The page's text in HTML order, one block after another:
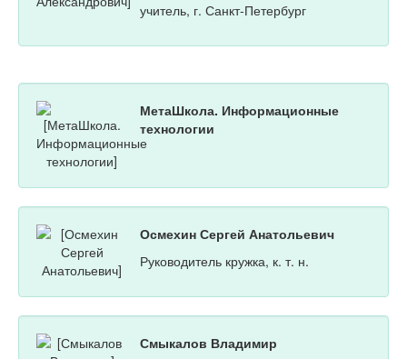
учитель, г. Санкт-Петербург
МетаШкола. Информационные
технологии
Осмехин Сергей Анатольевич
Руководитель кружка, к. т. н.
Смыкалов Владимир